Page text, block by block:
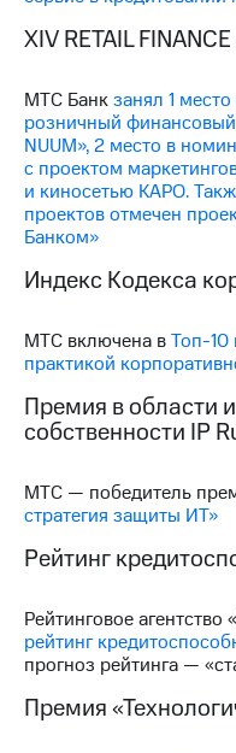
XIV RETAIL
МТС Банкзанял 1
розничный
NUUM», 2 место в
с проектом
и киносетью КАРО.
проектов отмечен
Банком»
Индекс Кодекса
МТС включена вТоп-10
практикой
Премия в области
собственности IP
МТС — победитель
стратегия защиты ИТ»
Рейтинг
Рейтинговое агентство
рейтинг
прогноз рейтинга —
Премия